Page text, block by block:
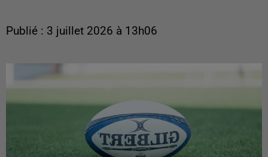
Publié : 3 juillet 2026 à 13h06